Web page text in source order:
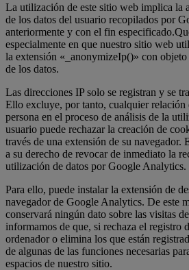
La utilización de este sitio web implica la
de los datos del usuario recopilados por
anteriormente y con el fin
especialmente en que nuestro sitio web
la extensión «_anonymizeIp()» con
de los datos.
Las direcciones IP solo se registran y se
Ello excluye, por tanto, cualquier relación
persona en el proceso de análisis de la
usuario puede rechazar la creación de
través de una extensión de su navegador.
a su derecho de revocar de inmediato la
utilización de datos por Google Analytics.
Para ello, puede instalar la extensión de
navegador de Google Analytics. De este
conservará ningún dato sobre las visitas
informamos de que, si rechaza el registro
ordenador o elimina los que están
de algunas de las funciones necesarias
espacios de nuestro sitio.